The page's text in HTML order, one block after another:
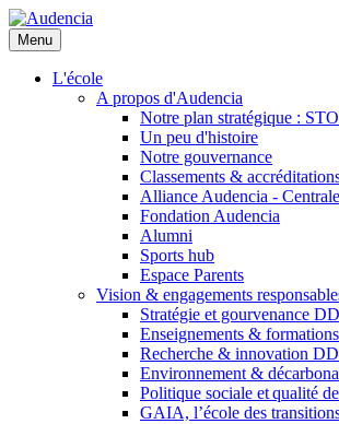
Aller
au
contenu
principal
Menu
L'école
A propos d'Audencia
Notre plan stratégique :
Un peu d'histoire
Notre gouvernance
Classements &
Alliance Audencia -
Fondation Audencia
Alumni
Sports hub
Espace Parents
Vision & engagements
Stratégie et gourvenance
Enseignements &
Recherche & innovation
Environnement &
Politique sociale et qualité
GAIA, l’école des